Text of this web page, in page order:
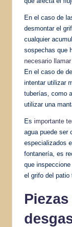
En el caso de
desmontar el
cualquier
sospechas que
necesario llamar
En el caso de
intentar utilizar
tuberías, como
utilizar una
Es importante
agua puede ser
especializados
fontanería, es
que
el grifo del patio